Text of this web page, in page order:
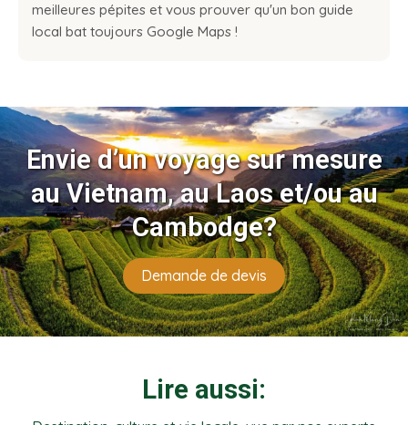
meilleures pépites et vous prouver qu'un bon guide
local bat toujours Google Maps !
Envie d’un voyage sur mesure
au Vietnam, au Laos et/ou au
Cambodge?
Demande de devis
Lire aussi: